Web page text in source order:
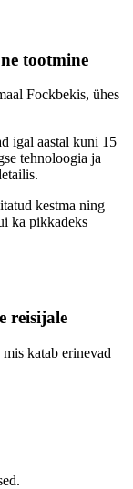
tootmine
Fockbekis, ühes
igal aastal kuni 15
tehnoloogia ja
kestma ning
ka pikkadeks
reisijale
katab erinevad